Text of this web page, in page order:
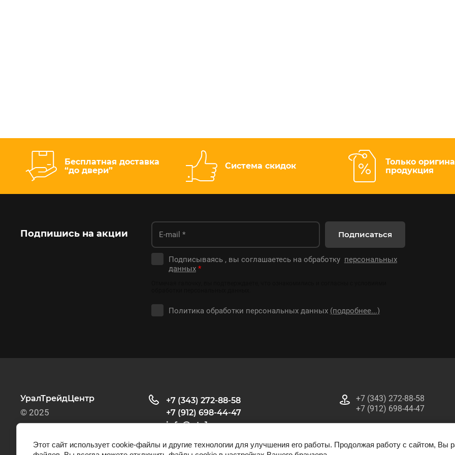
Бесплатная доставка
“до двери”
Система скидок
Только
продукция
Подпишись на акции
Подписываясь , вы соглашаетесь на обработку персональных
данных *
Политика обработки персональных данных (подробнее...)
Подписаться
УралТрейдЦентр
© 2025
+7 (343) 272-88-58
+7 (912) 698-44-47
info@utc1.ru
+7 (343) 272-88-58
+7 (912) 698-44-47
Этот сайт использует cookie-файлы и другие технологии для улучшения его работы. Продолжая работу с сайтом, Вы